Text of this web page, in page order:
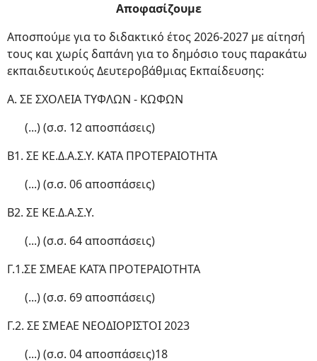
Αποφασίζουμε
Αποσπούμε για το διδακτικό έτος 2026-2027 με αίτησή
τους και χωρίς δαπάνη για το δημόσιο τους παρακάτω
εκπαιδευτικούς Δευτεροβάθμιας Εκπαίδευσης:
Α. ΣΕ ΣΧΟΛΕΙΑ ΤΥΦΛΩΝ - ΚΩΦΩΝ
(...) (σ.σ. 12 αποσπάσεις)
Β1. ΣΕ ΚΕ.Δ.Α.Σ.Υ. ΚΑΤΑ ΠΡΟΤΕΡΑΙΟΤΗΤΑ
(...) (σ.σ. 06 αποσπάσεις)
Β2. ΣΕ ΚΕ.Δ.Α.Σ.Υ.
(...) (σ.σ. 64 αποσπάσεις)
Γ.1.ΣΕ ΣΜΕΑΕ ΚΑΤΆ ΠΡΟΤΕΡΑΙΟΤΗΤΑ
(...) (σ.σ. 69 αποσπάσεις)
Γ.2. ΣΕ ΣΜΕΑΕ ΝΕΟΔΙΟΡΙΣΤΟΙ 2023
(...) (σ.σ. 04 αποσπάσεις)18